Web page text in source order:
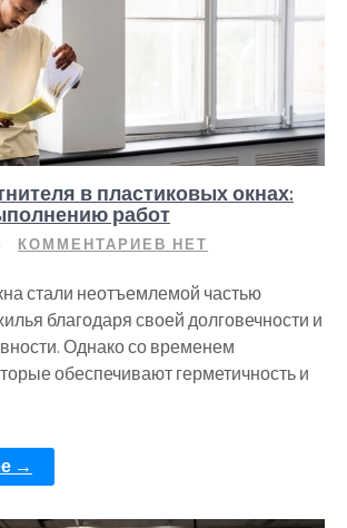
в пластиковых окнах:
работ
КОММЕНТАРИЕВ НЕТ
стали неотъемлемой частью
благодаря своей долговечности и
Однако со временем
обеспечивают герметичность и
→